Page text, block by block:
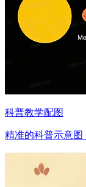
科普教学配图
精准的科普示意图